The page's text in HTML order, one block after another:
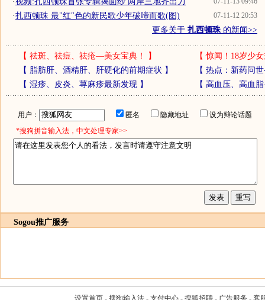
07-11-12 20:53
·扎西顿珠 最"红"色的新民歌少年破啼而歌(图)
更多关于 扎西顿珠 的新闻>>
【 祛斑、祛痘、祛疮—美女宝典！ 】 【惊闻！18岁少
【 脂肪肝、酒精肝、肝硬化的前期症状 】 【 热点：新药问
【 湿疹、皮炎、荨麻疹最新发现】 【 高血压、高血
用户： 匿名 隐藏地址
设为辩论话题
*搜狗拼音输入法，中文处理专家>>
Sogou推广服务
设置首页- 搜狗输入法- 支付中心- 搜狐招聘- 广告服务 - 客